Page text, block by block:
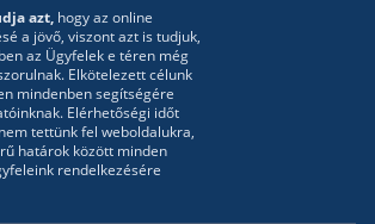
azt, hogy az online
a jövő, viszont azt is tudjuk,
az Ügyfelek e téren még
Elkötelezett célunk
mindenben segítségére
Elérhetőségi időt
tettünk fel weboldalukra,
határok között minden
rendelkezésére